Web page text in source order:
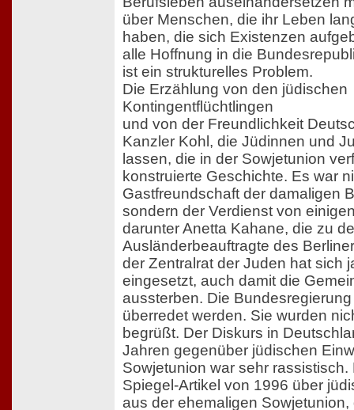
über Menschen, die ihr Leben
haben, die sich Existenzen
alle Hoffnung in die
ist ein strukturelles Problem.
Die Erzählung von den jüdischen
Kontingentflüchtlingen
und von der Freundlichkeit
Kanzler Kohl, die Jüdinnen und
lassen, die in der Sowjetunion
konstruierte Geschichte. Es war
Gastfreundschaft der damaligen
sondern der Verdienst von
darunter Anetta Kahane, die zu
Ausländerbeauftragte des
der Zentralrat der Juden hat sich
eingesetzt, auch damit die
aussterben. Die
überredet werden. Sie wurden
begrüßt. Der Diskurs in
Jahren gegenüber jüdischen
Sowjetunion war sehr rassistisch.
Spiegel-Artikel von 1996 über
aus der ehemaligen